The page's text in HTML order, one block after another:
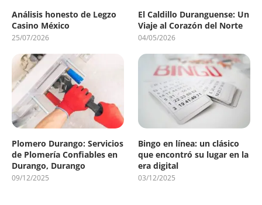
Análisis honesto de Legzo
Casino México
25/07/2026
El Caldillo Duranguense: Un
Viaje al Corazón del Norte
04/05/2026
Plomero Durango: Servicios
de Plomería Confiables en
Durango, Durango
09/12/2025
Bingo en línea: un clásico
que encontró su lugar en la
era digital
03/12/2025